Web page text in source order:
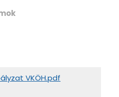
VKÖH.pdf